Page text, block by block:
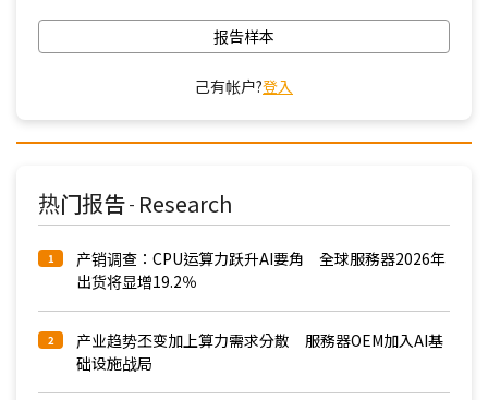
报告样本
己有帐户?登入
热门报告 - Research
1
产销调查：CPU运算力跃升AI要角 全球服務器2026年
出货将显增19.2％
2
产业趋势丕变加上算力需求分散 服務器OEM加入AI基
础设施战局